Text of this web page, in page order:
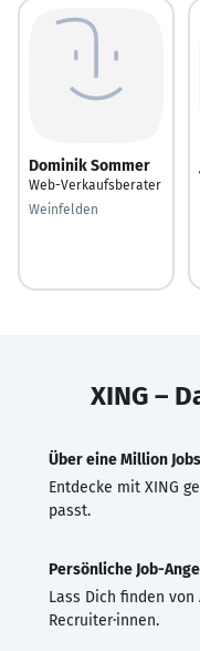
Dominik Sommer
Web-Verkaufsberater
Weinfelden
XING –
Über eine Million Jobs
Entdecke mit XING
passt.
Persönliche Job-
Lass Dich finden
Recruiter·innen.